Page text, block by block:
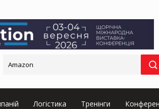
Логістика Тренінги